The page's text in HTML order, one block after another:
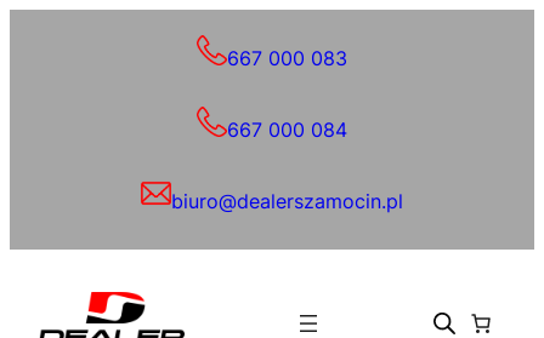
667 000 083
667 000 084
biuro@dealerszamocin.pl